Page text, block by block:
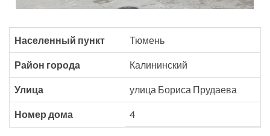
Населенный пункт Тюмень
Район города Калининский
Улица улица Бориса Прудаева
Номер дома 4